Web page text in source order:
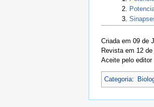
Criada em 09 de
Revista em 12
Aceite pelo editor
Categoria: